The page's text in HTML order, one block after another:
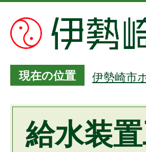
現在の位置 伊勢崎市
給水装